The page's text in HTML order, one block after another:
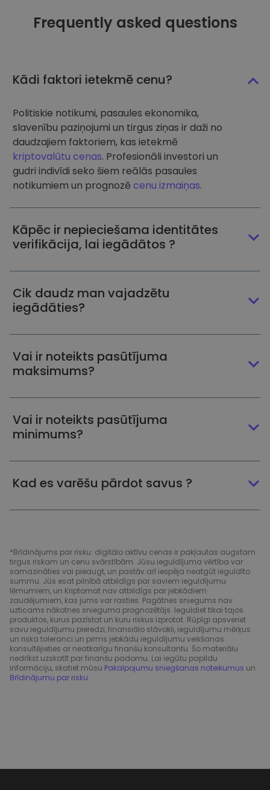
Frequently asked questions
Kādi faktori ietekmē cenu?
Politiskie notikumi, pasaules ekonomika,
slavenību paziņojumi un tirgus ziņas ir daži no
daudzajiem faktoriem, kas ietekmē
kriptovalūtu cenas. Profesionāli investori un
gudri indivīdi seko šiem reālās pasaules
notikumiem un prognozē cenu izmaiņas.
Kāpēc ir nepieciešama identitātes
verifikācija, lai iegādātos ?
Cik daudz man vajadzētu
iegādāties?
Vai ir noteikts pasūtījuma
maksimums?
Vai ir noteikts pasūtījuma
minimums?
Kad es varēšu pārdot savus ?
*Brīdinājums par risku: digitālo aktīvu cenas ir pakļautas augstam
tirgus riskam un cenu svārstībām. Jūsu ieguldījuma vērtība var
samazināties vai pieaugt, un pastāv arī iespēja neatgūt ieguldīto
summu. Jūs esat pilnībā atbildīgs par saviem ieguldījumu
lēmumiem, un Kriptomat nav atbildīgs par jebkādiem
zaudējumiem, kas jums var rasties. Pagātnes sniegums nav
uzticams nākotnes snieguma prognozētājs. Ieguldiet tikai tajos
produktos, kurus pazīstat un kuru riskus izprotat. Rūpīgi apsveriet
savu ieguldījumu pieredzi, finansiālo stāvokli, ieguldījumu mērķus
un riska toleranci un pirms jebkādu ieguldījumu veikšanas
konsultējieties ar neatkarīgu finanšu konsultantu. Šo materiālu
nedrīkst uzskatīt par finanšu padomu. Lai iegūtu papildu
informāciju, skatiet mūsu Pakalpojumu sniegšanas noteikumus un
Brīdinājumu par risku .